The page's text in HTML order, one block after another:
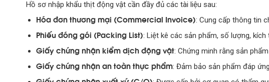
Hồ sơ nhập khẩu thịt động vật cần đầy đủ các tài liệu sau:
Hóa đơn thương mại (Commercial Invoice): Cung cấp thông tin
Phiếu đóng gói (Packing List): Liệt kê các sản phẩm, số lượng,
Giấy chứng nhận kiểm dịch động vật: Chứng minh rằng sản
Giấy chứng nhận an toàn thực phẩm: Đảm bảo sản phẩm đáp